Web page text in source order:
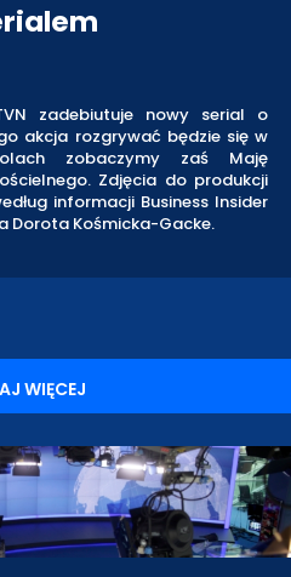
zadebiutuje nowy serial o
akcja rozgrywać będzie się w
zobaczymy zaś Maję
Zdjęcia do produkcji
informacji Business Insider
Dorota Kośmicka-Gacke.
WIĘCEJ